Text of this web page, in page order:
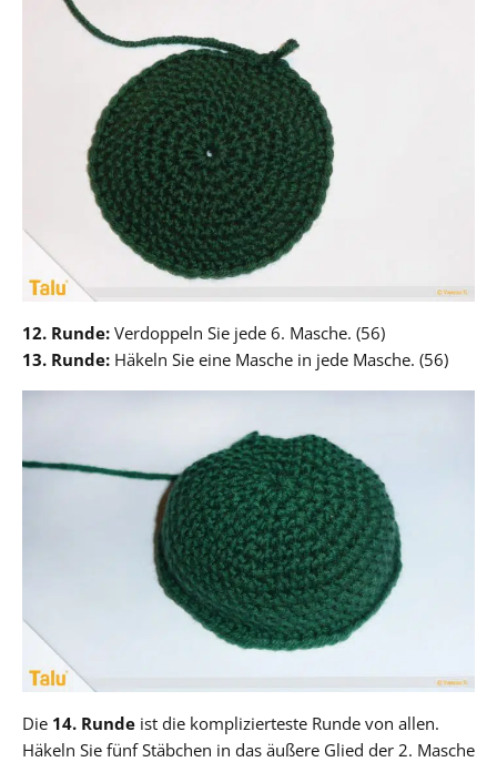
12. Runde: Verdoppeln Sie jede 6. Masche. (56)
13. Runde: Häkeln Sie eine Masche in jede Masche. (56)
Die 14. Runde ist die komplizierteste Runde von allen.
Häkeln Sie fünf Stäbchen in das äußere Glied der 2. Masche